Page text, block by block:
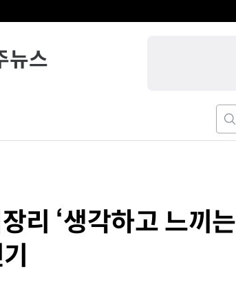
뉴스
리 ‘생각하고 느끼는